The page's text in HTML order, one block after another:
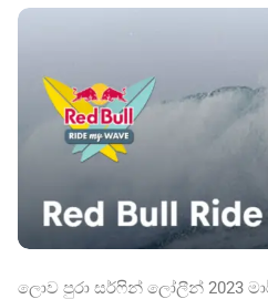
ලොව පුරා සර්ෆින් ලෝලීන් 2023